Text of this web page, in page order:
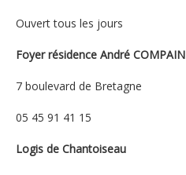
Ouvert tous les jours
Foyer résidence André COMPAIN
7 boulevard de Bretagne
05 45 91 41 15
Logis de Chantoiseau